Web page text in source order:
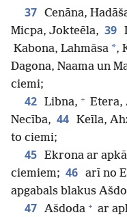
37 Cenāna,
Micpa, Jokteēla, 39
Kabona, Lahmāsa *,
Dagona, Naama un
ciemi;
42 Libna, + Etera,
Necība, 44 Keīla,
to ciemi;
45 Ekrona ar
ciemiem; 46 arī no
apgabals blakus
47 Ašdoda + ar